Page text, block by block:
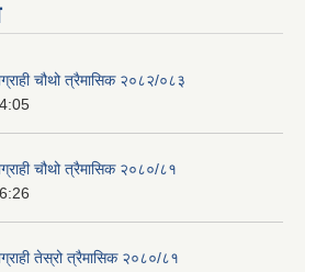
चौथो त्रैमासिक २०८२/०८३
चौथो त्रैमासिक २०८०/८१
तेस्रो त्रैमासिक २०८०/८१